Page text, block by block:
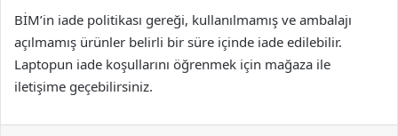
BİM’in iade politikası gereği, kullanılmamış ve ambalajı
açılmamış ürünler belirli bir süre içinde iade edilebilir.
Laptopun iade koşullarını öğrenmek için mağaza ile
iletişime geçebilirsiniz.